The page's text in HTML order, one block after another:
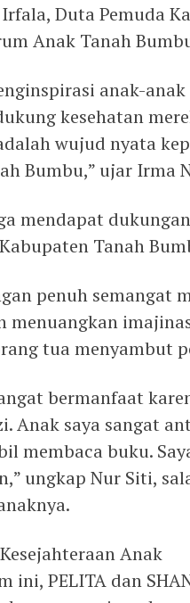
Duta Pemuda
Anak Tanah
anak-
kesehatan
wujud nyata
Bumbu,” ujar Irma
mendapat
Tanah
penuh semangat
menuangkan
tua menyambut
bermanfaat
Anak saya sangat
membaca buku.
ungkap Nur Siti,
Anak
ini, PELITA dan